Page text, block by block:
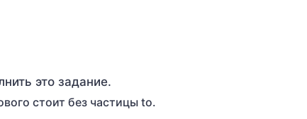
это задание.
стоит без частицы to.